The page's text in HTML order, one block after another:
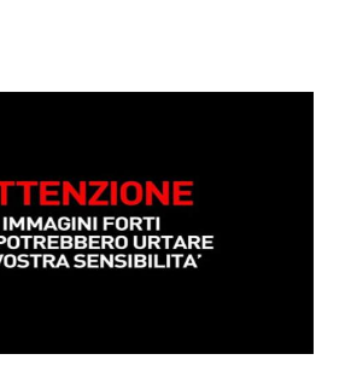
e i 56 anni. I militari nell’ambito di